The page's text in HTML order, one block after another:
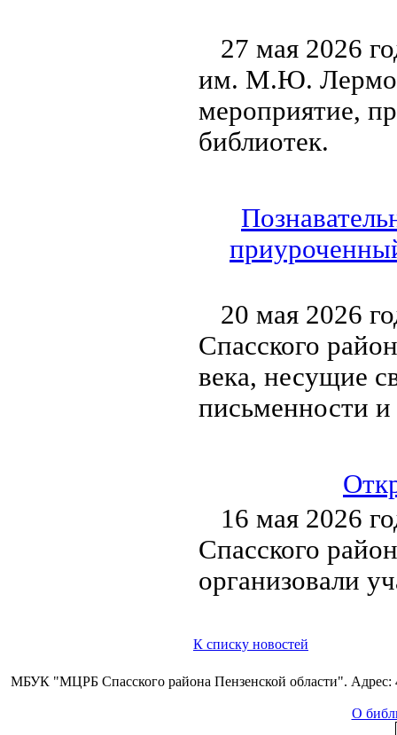
27 мая 2026
им. М.Ю.
мероприятие,
библиотек.
20 мая 2026
Спасского
века, несущие
письменности
16 мая 2026
Спасского
организовали
К списку новостей
МБУК "МЦРБ Спасского района Пензенской области". Адрес:
О